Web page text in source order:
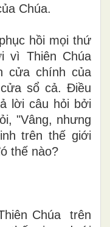
Chúa.
hồi mọi thứ
vì Thiên Chúa
cửa chính của
sổ cả. Điều
lời câu hỏi bởi
"Vâng, nhưng
trên thế giới
thế nào?
Chúa trên